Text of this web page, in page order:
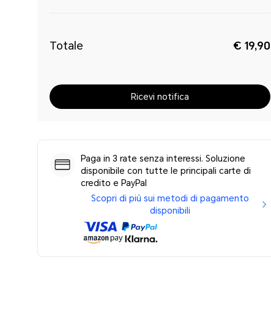
Totale € 19,90
Ricevi notifica
Paga in 3 rate senza interessi. Soluzione
disponibile con tutte le principali carte di
credito e PayPal
Scopri di più sui metodi di pagamento
disponibili